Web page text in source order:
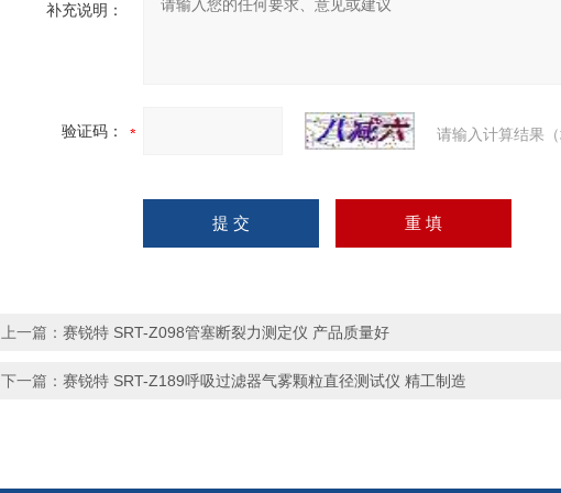
补充说明：
验证码： 请输入计算结果
上一篇： 赛锐特 SRT-Z098管塞断裂力测定仪 产品质量好
下一篇： 赛锐特 SRT-Z189呼吸过滤器气雾颗粒直径测试仪 精工制造